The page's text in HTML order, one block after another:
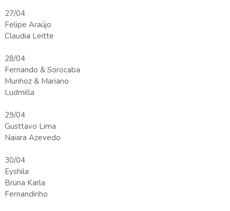
27/04
Felipe Araújo
Claudia Leitte
28/04
Fernando & Sorocaba
Munhoz & Mariano
Ludmilla
29/04
Gusttavo Lima
Naiara Azevedo
30/04
Eyshila
Bruna Karla
Fernandinho